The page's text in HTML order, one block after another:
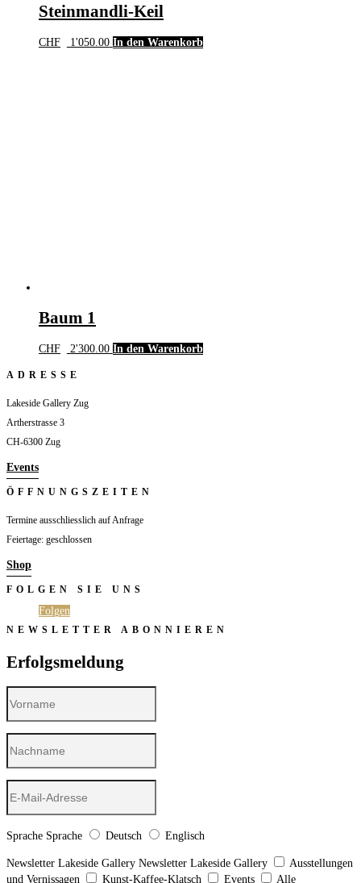
Steinmandli-Keil
CHF 1'050.00 In den Warenkorb
Baum 1
CHF 2'300.00 In den Warenkorb
ADRESSE
Lakeside Gallery Zug
Artherstrasse 3
CH-6300 Zug
Events
ÖFFNUNGSZEITEN
Termine ausschliesslich auf Anfrage
Feiertage: geschlossen
Shop
FOLGEN SIE UNS
Folgen
NEWSLETTER ABONNIEREN
Erfolgsmeldung
Sprache Sprache Deutsch Englisch
Newsletter Lakeside Gallery Newsletter Lakeside Gallery
Ausstellungen
und Vernissagen
Kunst-Kaffee-Klatsch Events Alle